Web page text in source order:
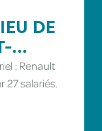
DE
: Renault
salariés.